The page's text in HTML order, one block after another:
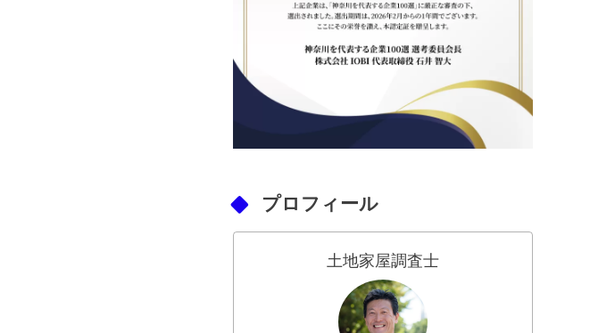
プロフィール
土地家屋調査士